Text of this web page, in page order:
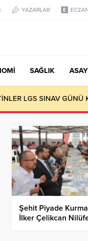
YAZARLAR
SAĞLIK
LGS SINAV GÜNÜ
Şehit Piyade
İlker Çelikcan